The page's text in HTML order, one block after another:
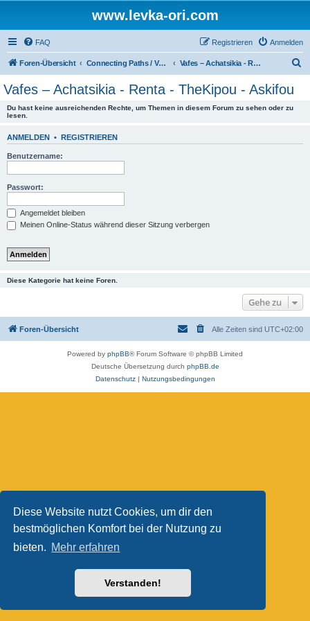
Diese Website nutzt Cookies, um dir den
bestmöglichen Komfort bei der Nutzung zu
bieten. Mehr erfahren
Verstanden!
www.levka-ori.com
FAQ Anmelden
Registrieren
Foren-Übersicht Connecting Paths / Verbindungswege Vafes – Achatsikia - Renta - TheKipou - Askifou
Vafes – Achatsikia - Renta - TheKipou - Askifou
Du hast keine ausreichenden Rechte, um Themen in diesem Forum zu sehen oder zu
lesen.
ANMELDEN • REGISTRIEREN
Benutzername:
Passwort:
Angemeldet bleiben
Meinen Online-Status während dieser Sitzung verbergen
Diese Kategorie hat keine Foren.
Gehe zu
Foren-Übersicht Alle Zeiten sind UTC+02:00
Powered by phpBB® Forum Software © phpBB Limited
Deutsche Übersetzung durch phpBB.de
Datenschutz| Nutzungsbedingungen